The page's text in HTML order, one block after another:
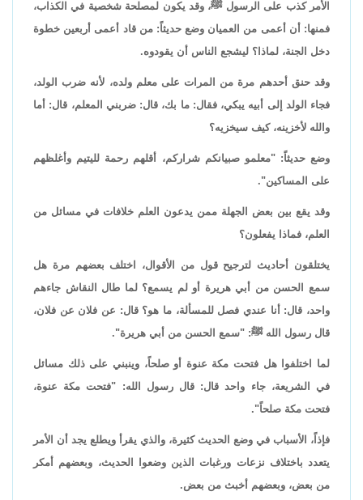
الأمر كذب على الرسول ﷺ، وقد يكون لمصلحة شخصية في الكذاب،
فمنها: أن أعمى من العميان وضع حديثاً: من قاد أعمى أربعين خطوة
دخل الجنة، لماذا؟ ليشجع الناس أن يقودوه.
وقد حنق أحدهم مرة من المرات على معلم ولده، لأنه ضرب الولد،
فجاء الولد إلى أبيه يبكي، فقال: ما بك، قال: ضربني المعلم، قال: أما
والله لأخزينه، كيف سيخزيه؟
وضع حديثاً: "معلمو صبيانكم شراركم، أقلهم رحمة لليتيم وأغلظهم
على المساكين".
وقد يقع بين بعض الجهلة ممن يدعون العلم خلافات في مسائل من
العلم، فماذا يفعلون؟
يختلقون أحاديث لترجيح قول من الأقوال، اختلف بعضهم مرة هل
سمع الحسن من أبي هريرة أو لم يسمع؟ لما طال النقاش جاءهم
واحد، قال: أنا عندي فصل للمسألة، ما هو؟ قال: عن فلان عن فلان،
قال رسول الله ﷺ: "سمع الحسن من أبي هريرة".
لما اختلفوا هل فتحت مكة عنوة أو صلحاً، وينبني على ذلك مسائل
في الشريعة، جاء واحد قال: قال رسول الله: "فتحت مكة عنوة،
فتحت مكة صلحاً".
فإذاً، الأسباب في وضع الحديث كثيرة، والذي يقرأ ويطلع يجد أن الأمر
يتعدد باختلاف نزعات ورغبات الذين وضعوا الحديث، وبعضهم أمكر
من بعض، وبعضهم أخبث من بعض.